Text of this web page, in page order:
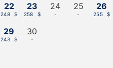
22
248 $
23
258 $
24
-
25
-
26
255 $
29
243 $
30
-